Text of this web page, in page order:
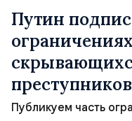
Путин
Публикуем часть
Карта СБЕР: 5228
Ваша поддержка